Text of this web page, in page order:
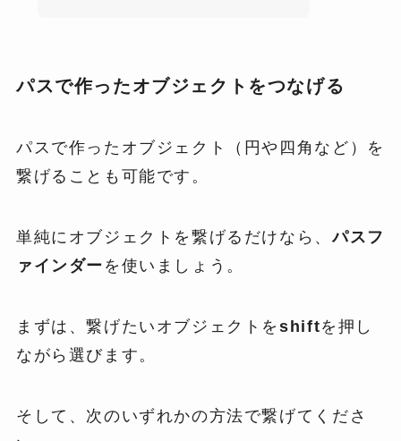
パスで作ったオブジェクトをつなげる
パスで作ったオブジェクト（円や四角など）を
繋げることも可能です。
単純にオブジェクトを繋げるだけなら、パスフ
ァインダー を使いましょう。
まずは、繋げたいオブジェクトをshiftを押し
ながら選びます。
そして、次のいずれかの方法で繋げてくださ